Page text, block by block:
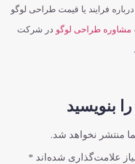
فرایند یا قیمت طراحی لوگو
مشاوره طراحی لوگو در شرکت
بنویسید
منتشر نخواهد شد.
علامت‌گذاری شده‌اند *